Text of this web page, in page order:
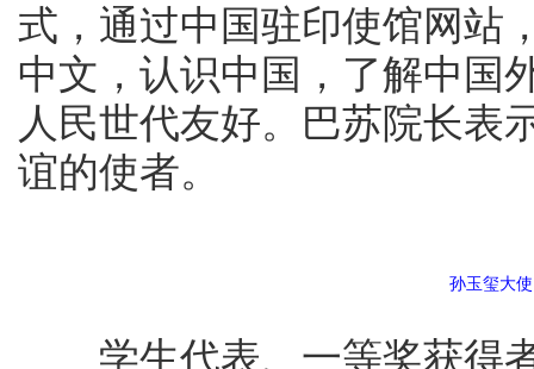
式，通过中国驻印使馆网站
中文，认识中国，了解中国
人民世代友好。巴苏院长表
谊的使者。
孙玉玺大
学生代表、一等奖获得者